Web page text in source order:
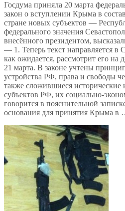
Госдума приняла 20 марта
закон о вступлении Крыма в
стране новых субъектов —
федерального значения
внесённого президентом,
— 1. Теперь текст направляется в
как ожидается, рассмотрит его на
21 марта. В законе учтены
устройства РФ, права и свободы
также сложившиеся исторические
субъектов РФ, их социально-
говорится в пояснительной
основания для принятия Крыма в